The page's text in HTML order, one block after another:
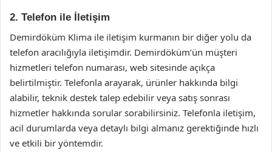
2. Telefon ile İletişim
Demirdöküm Klima ile iletişim kurmanın bir diğer yolu da
telefon aracılığıyla iletişimdir. Demirdöküm’ün müşteri
hizmetleri telefon numarası, web sitesinde açıkça
belirtilmiştir. Telefonla arayarak, ürünler hakkında bilgi
alabilir, teknik destek talep edebilir veya satış sonrası
hizmetler hakkında sorular sorabilirsiniz. Telefonla iletişim,
acil durumlarda veya detaylı bilgi almanız gerektiğinde hızlı
ve etkili bir yöntemdir.